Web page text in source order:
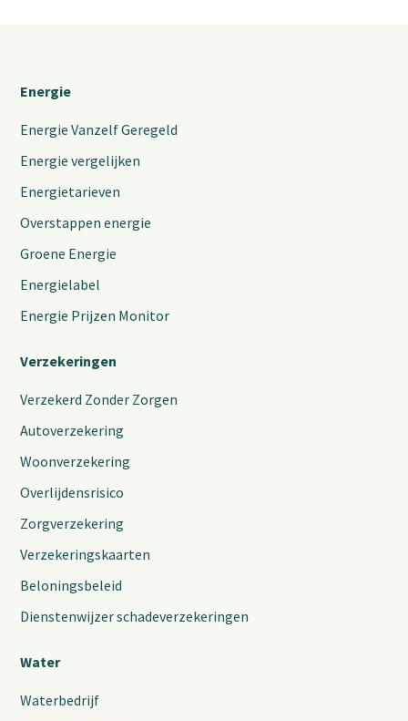
Energie
Energie Vanzelf Geregeld
Energie vergelijken
Energietarieven
Overstappen energie
Groene Energie
Energielabel
Energie Prijzen Monitor
Verzekeringen
Verzekerd Zonder Zorgen
Autoverzekering
Woonverzekering
Overlijdensrisico
Zorgverzekering
Verzekeringskaarten
Beloningsbeleid
Dienstenwijzer schadeverzekeringen
Water
Waterbedrijf